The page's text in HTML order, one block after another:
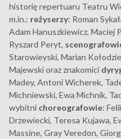
historię repertuaru Teatru
m.in.: reżyserzy: Roman
Adam Hanuszkiewicz, Maciej
Ryszard Peryt,
Starowieyski, Marian
Majewski oraz znakomici
Madey, Antoni Wicherek,
Michniewski, Ewa Michnik,
wybitni choreografowie:
Drzewiecki, Teresa Kujawa,
Massine, Gray Veredon,